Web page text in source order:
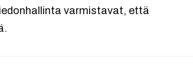
varmistavat, että